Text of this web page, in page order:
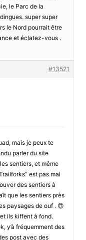
le Parc de la
super super
le Nord pourrait être
et éclatez-vous .
#13521
mais je peux te
parler du site
sentiers, et même
est pas mal
des sentiers à
que les sentiers près
paysages de ouf . 😍
ils kiffent à fond.
y’à fréquemment des
post avec des